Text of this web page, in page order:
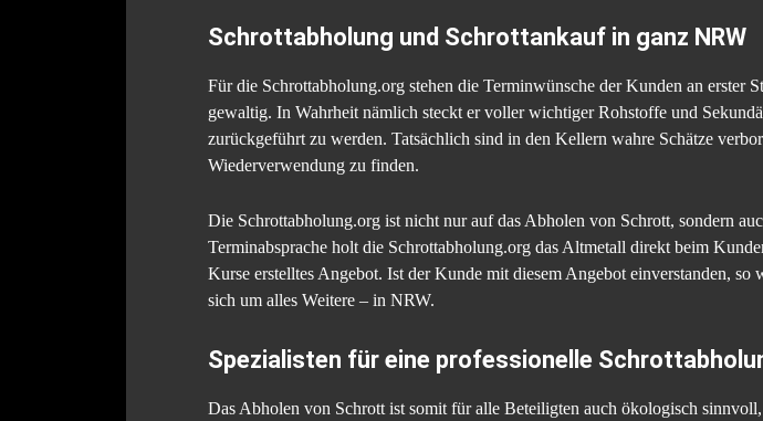
Schrottabholung und Schrottankauf in ganz NRW
Für die Schrottabholung.org stehen die Terminwünsche der Kunden an erster
gewaltig. In Wahrheit nämlich steckt er voller wichtiger Rohstoffe und
zurückgeführt zu werden. Tatsächlich sind in den Kellern wahre Schätze
Wiederverwendung zu finden.
Die Schrottabholung.org ist nicht nur auf das Abholen von Schrott, sondern
Terminabsprache holt die Schrottabholung.org das Altmetall direkt beim
Kurse erstelltes Angebot. Ist der Kunde mit diesem Angebot einverstanden,
sich um alles Weitere – in NRW.
Spezialisten für eine professionelle
Das Abholen von Schrott ist somit für alle Beteiligten auch ökologisch